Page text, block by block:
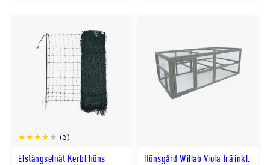
Elstängselnät Kerbl höns
(3)
Hönsgård Willab Viola Trä inkl.